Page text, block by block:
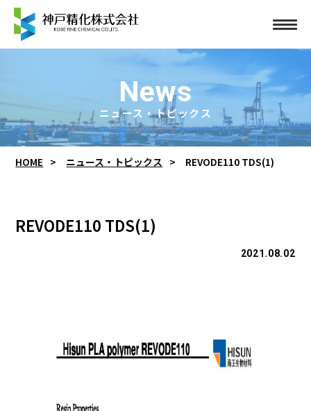
News
ニュース・トピックス
HOME ニュース・トピックス REVODE110 TDS(1)
REVODE110 TDS(1)
2021.08.02